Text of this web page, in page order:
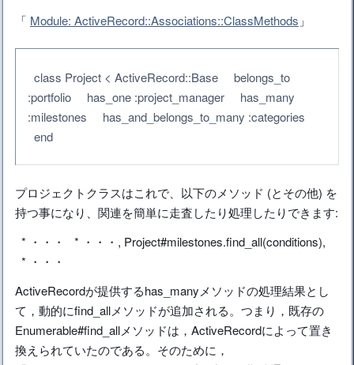
「 Module: ActiveRecord::Associations::ClassMethods 」
class Project < ActiveRecord::Base belongs_to
:portfolio has_one :project_manager has_many
:milestones has_and_belongs_to_many :categories
end
プロジェクトクラスはこれで、以下のメソッド (とその他) を
持つ事になり、関連を簡単に走査したり処理したりできます:
* ・・・ * ・・・, Project#milestones.find_all(conditions),
* ・・・
ActiveRecordが提供するhas_manyメソッドの処理結果とし
て，動的にfind_allメソッドが追加される。つまり，既存の
Enumerable#find_allメソッドは，ActiveRecordによって置き
換えられていたのである。そのために，